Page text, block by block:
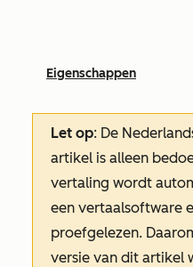
Eigenschappen
Let op: De
artikel is alleen
vertaling wordt
een vertaalsoftware
proefgelezen.
versie van dit artikel